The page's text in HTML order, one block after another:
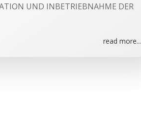
UND INBETRIEBNAHME DER
read more...